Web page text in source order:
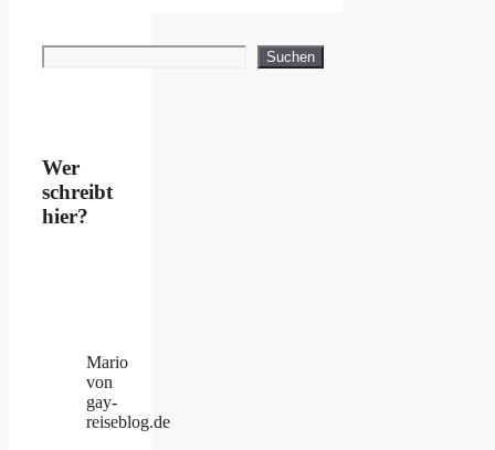
Suchen Suchen
Wer
schreibt
hier?
Mario
von
gay-
reiseblog.de